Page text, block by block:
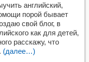
английский,
порой бывает
свой блог, в
как для детей,
расскажу, что
(далее…)